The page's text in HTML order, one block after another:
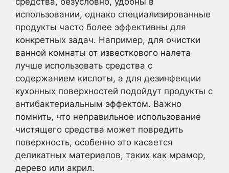
использовании, однако специализированные
продукты часто более эффективны для
конкретных задач. Например, для очистки
ванной комнаты от известкового налета
лучше использовать средства с
содержанием кислоты, а для дезинфекции
кухонных поверхностей подойдут продукты с
антибактериальным эффектом. Важно
помнить, что неправильное использование
чистящего средства может повредить
поверхность, особенно это касается
деликатных материалов, таких как мрамор,
дерево или акрил.